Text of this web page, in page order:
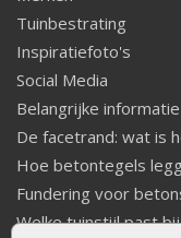
Tuinbestrating
Inspiratiefoto's
Social Media
Belangrijke informatie
De facetrand: wat is
Hoe betontegels
Fundering voor
Welke tuinstijl past